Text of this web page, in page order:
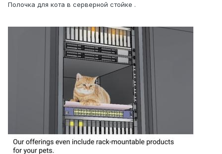
Полочка для кота в серверной стойке .